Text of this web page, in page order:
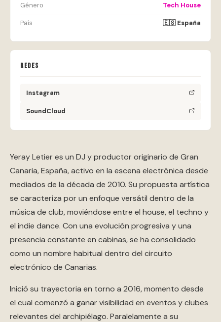
Yeray Letier es un DJ y productor originario de Gran
Canaria, España, activo en la escena electrónica desde
mediados de la década de 2010. Su propuesta artística
se caracteriza por un enfoque versátil dentro de la
música de club, moviéndose entre el house, el techno y
el indie dance. Con una evolución progresiva y una
presencia constante en cabinas, se ha consolidado
como un nombre habitual dentro del circuito
electrónico de Canarias.
Inició su trayectoria en torno a 2016, momento desde
el cual comenzó a ganar visibilidad en eventos y clubes
relevantes del archipiélago. Paralelamente a su
Género Tech House
País 🇪🇸 España
REDES
Instagram
SoundCloud